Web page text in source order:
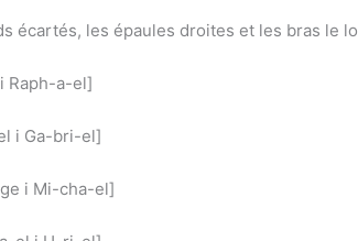
écartés, les épaules droites et les bras le
Raph-a-el]
i Ga-bri-el]
i Mi-cha-el]